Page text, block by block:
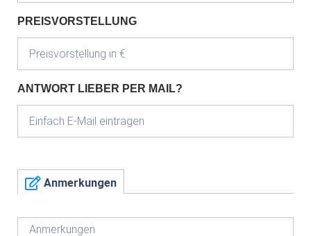
PREISVORSTELLUNG
ANTWORT LIEBER PER MAIL?
Anmerkungen